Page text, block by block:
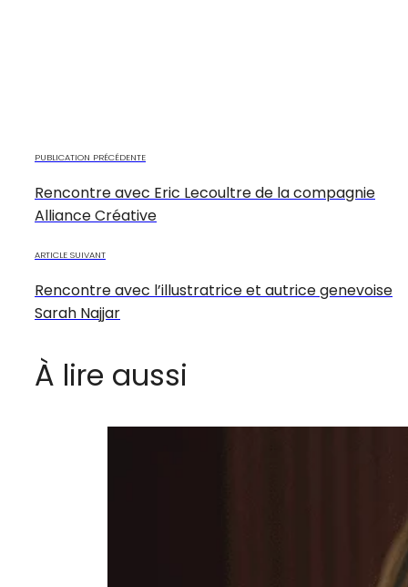
PUBLICATION PRÉCÉDENTE
Rencontre avec Eric Lecoultre de la compagnie
Alliance Créative
ARTICLE SUIVANT
Rencontre avec l’illustratrice et autrice genevoise
Sarah Najjar
À lire aussi